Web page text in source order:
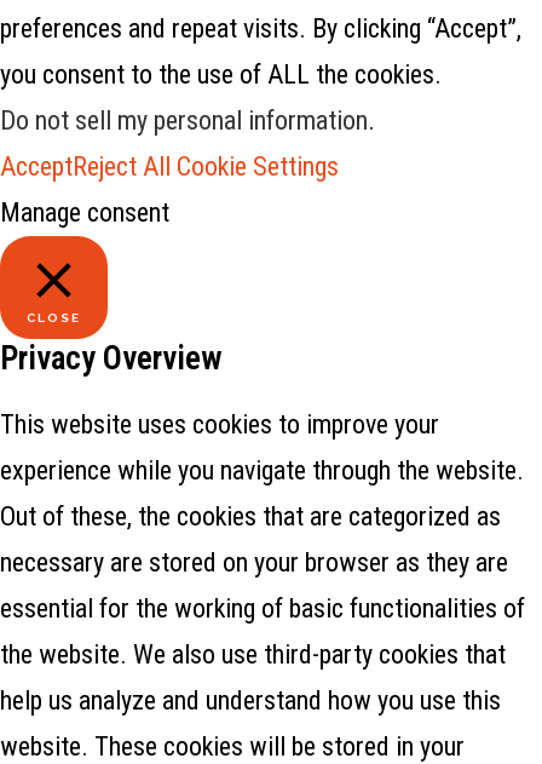
preferences and repeat visits. By clicking “Accept”,
you consent to the use of ALL the cookies.
Do not sell my personal information.
AcceptReject All Cookie Settings
Manage consent
CLOSE
Privacy Overview
This website uses cookies to improve your
experience while you navigate through the website.
Out of these, the cookies that are categorized as
necessary are stored on your browser as they are
essential for the working of basic functionalities of
the website. We also use third-party cookies that
help us analyze and understand how you use this
website. These cookies will be stored in your